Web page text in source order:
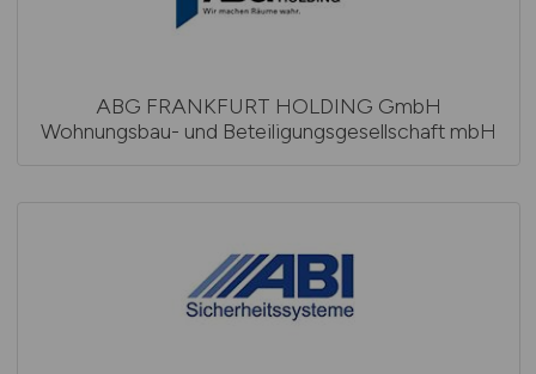
ABG FRANKFURT HOLDING GmbH
Wohnungsbau- und Beteiligungsgesellschaft mbH